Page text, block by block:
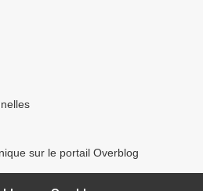
sur le portail Overblog